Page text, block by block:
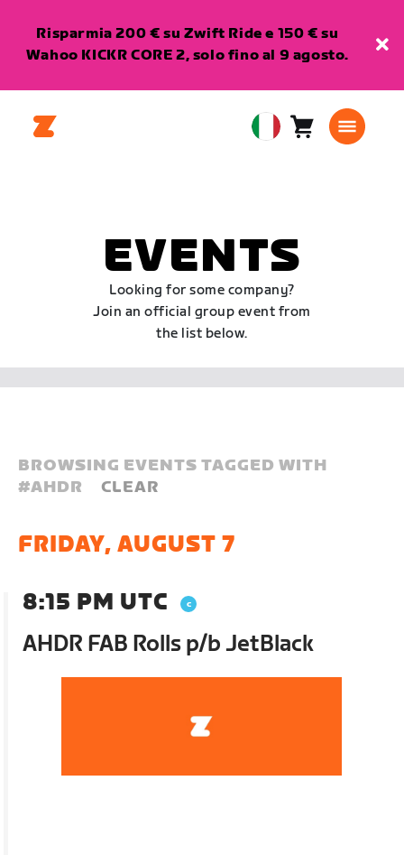
Risparmia 200 € su Zwift Ride e 150 € su
Wahoo KICKR CORE 2, solo fino al 9 agosto.
EuropeanCarrello0
EVENTS
Looking for some company?
Join an official group event from
the list below.
BROWSING EVENTS TAGGED WITH
#AHDR CLEAR
FRIDAY, AUGUST 7
8:15 PM UTC
AHDR FAB Rolls p/b JetBlack